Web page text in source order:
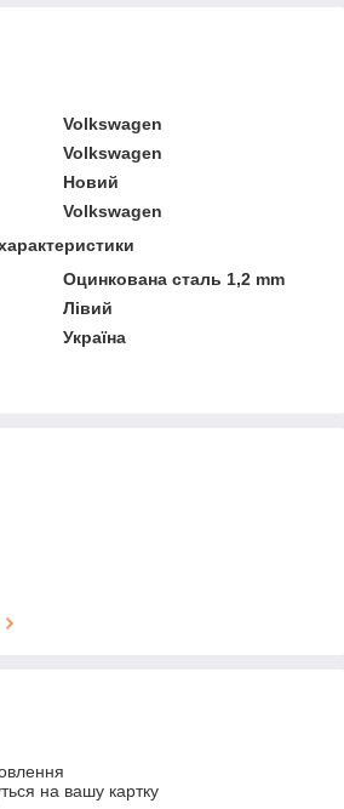
Volkswagen
Volkswagen
Новий
Volkswagen
Оцинкована сталь 1,2 mm
Лівий
Україна
на вашу картку